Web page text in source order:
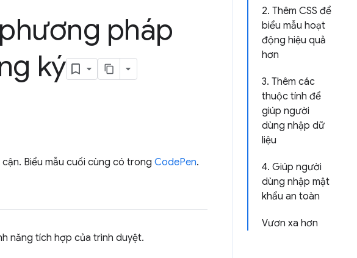
2. Thêm CSS để
biểu mẫu hoạt
động hiệu quả
hơn
3. Thêm các
thuộc tính để
giúp người
dùng nhập dữ
liệu
4. Giúp người
dùng nhập mật
khẩu an toàn
Vươn xa hơn
pháp
ký
Biểu mẫu cuối cùng có trong CodePen.
năng tích hợp của trình duyệt.